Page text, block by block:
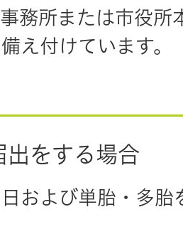
務所または市役所
え付けています。
出をする場合
および単胎・多胎